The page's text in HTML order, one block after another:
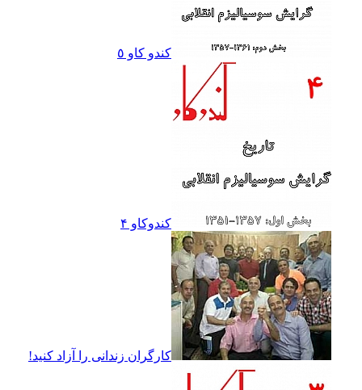
کندو کاو ٥
کندوکاو ۴
کارگران زندانى را آزاد کنيد!